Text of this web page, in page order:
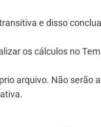
e disso
os cálculos no
arquivo. Não serão